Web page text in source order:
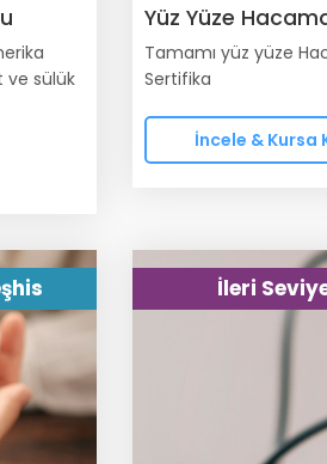
ve sülük
Yüz Yüze
Tamamı yüz yüze
Sertifika
İncele & Kursa
İleri